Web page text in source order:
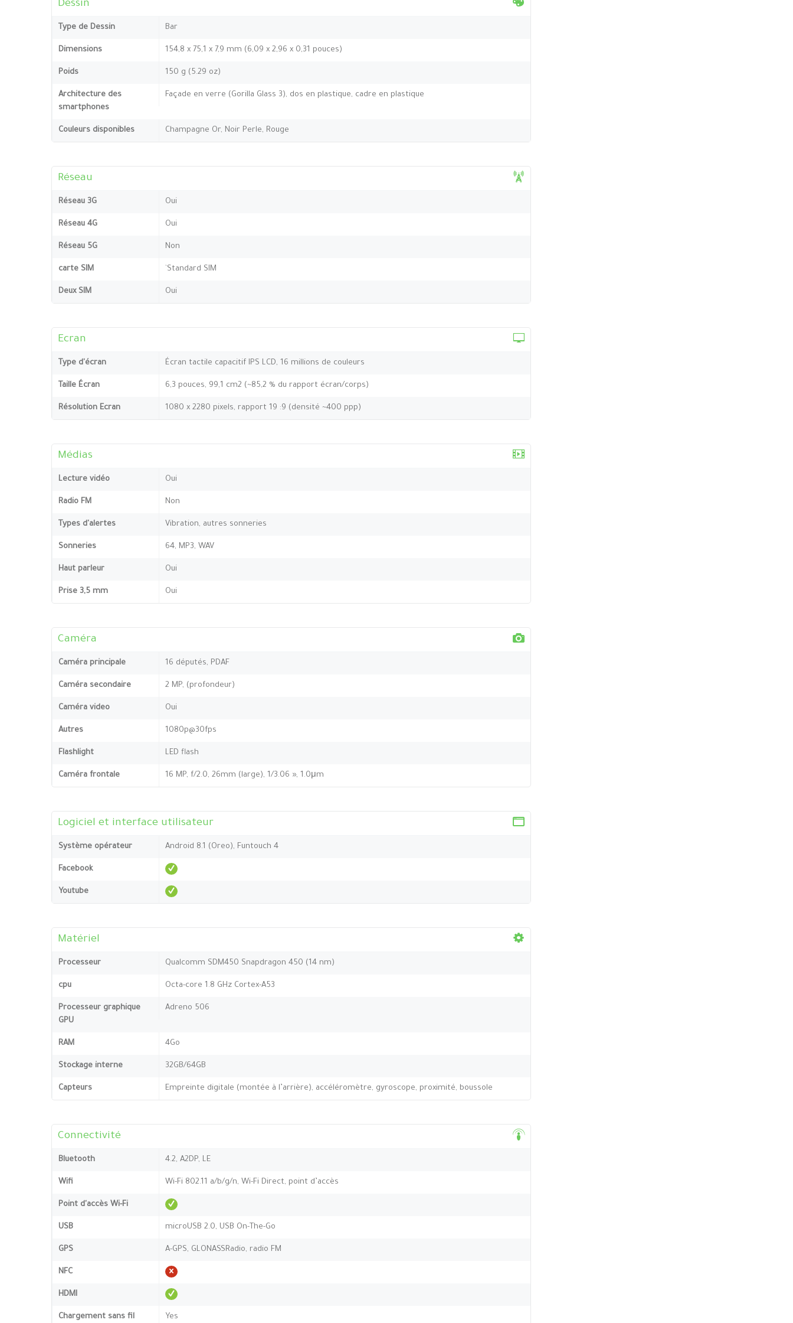
Dessin
Type de Dessin Bar
Dimensions 154,8 x 75,1 x 7,9 mm (6,09 x 2,96 x 0,31 pouces)
Poids 150 g (5.29 oz)
Architecture des
smartphones
Façade en verre (Gorilla Glass 3), dos en plastique, cadre en plastique
Couleurs disponibles Champagne Or, Noir Perle, Rouge
Réseau
Réseau 3G Oui
Réseau 4G Oui
Réseau 5G Non
carte SIM `Standard SIM
Deux SIM Oui
Ecran
Type d'écran Écran tactile capacitif IPS LCD, 16 millions de couleurs
Taille Écran 6,3 pouces, 99,1 cm2 (~85,2 % du rapport écran/corps)
Résolution Ecran 1080 x 2280 pixels, rapport 19 :9 (densité ~400 ppp)
Médias
Lecture vidéo Oui
Radio FM Non
Types d'alertes Vibration, autres sonneries
Sonneries 64, MP3, WAV
Haut parleur Oui
Prise 3,5 mm Oui
Caméra
Caméra principale 16 députés, PDAF
Caméra secondaire 2 MP, (profondeur)
Caméra video Oui
Autres 1080p@30fps
Flashlight LED flash
Caméra frontale 16 MP, f/2.0, 26mm (large), 1/3.06 », 1.0μm
Logiciel et interface utilisateur
Système opérateur Android 8.1 (Oreo), Funtouch 4
Facebook
Youtube
Matériel
Processeur Qualcomm SDM450 Snapdragon 450 (14 nm)
cpu Octa-core 1.8 GHz Cortex-A53
Processeur graphique
GPU
Adreno 506
RAM 4Go
Stockage interne 32GB/64GB
Capteurs Empreinte digitale (montée à l’arrière), accéléromètre, gyroscope, proximité, boussole
Connectivité
Bluetooth 4.2, A2DP, LE
Wifi Wi-Fi 802.11 a/b/g/n, Wi-Fi Direct, point d’accès
Point d'accès Wi-Fi
USB microUSB 2.0, USB On-The-Go
GPS A-GPS, GLONASSRadio, radio FM
NFC
HDMI
Chargement sans fil Yes